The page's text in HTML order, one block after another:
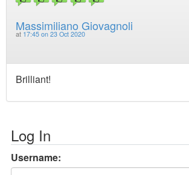
Massimiliano Giovagnoli
at 17:45 on 23 Oct 2020
Brilliant!
Log In
Username: